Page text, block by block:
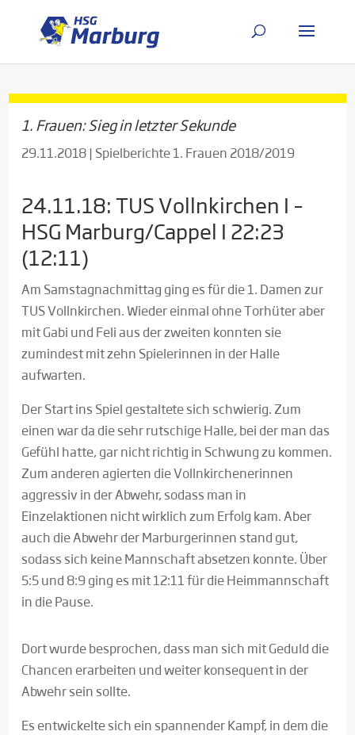
1. Frauen: Sieg in letzter Sekunde
29.11.2018| Spielberichte 1. Frauen 2018/2019
24.11.18: TUS Vollnkirchen I –
HSG Marburg/Cappel I 22:23
(12:11)
Am Samstagnachmittag ging es für die 1. Damen zur
TUS Vollnkirchen. Wieder einmal ohne Torhüter aber
mit Gabi und Feli aus der zweiten konnten sie
zumindest mit zehn Spielerinnen in der Halle
aufwarten.
Der Start ins Spiel gestaltete sich schwierig. Zum
einen war da die sehr rutschige Halle, bei der man das
Gefühl hatte, gar nicht richtig in Schwung zu kommen.
Zum anderen agierten die Vollnkirchenerinnen
aggressiv in der Abwehr, sodass man in
Einzelaktionen nicht wirklich zum Erfolg kam. Aber
auch die Abwehr der Marburgerinnen stand gut,
sodass sich keine Mannschaft absetzen konnte. Über
5:5 und 8:9 ging es mit 12:11 für die Heimmannschaft
in die Pause.
Dort wurde besprochen, dass man sich mit Geduld die
Chancen erarbeiten und weiter konsequent in der
Abwehr sein sollte.
Es entwickelte sich ein spannender Kampf, in dem die